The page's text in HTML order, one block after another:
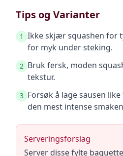
Tips og Varianter
1 Ikke skjær squashen for
for myk under steking.
2 Bruk fersk, moden
tekstur.
3 Forsøk å lage sausen
den mest intense
Serveringsforslag
Server disse fylte